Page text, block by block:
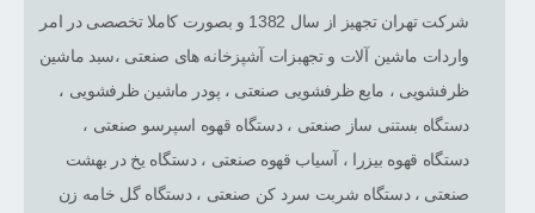
شرکت تهران تجهیز از سال 1382 و بصورت کاملا تخصصی در امر
واردات ماشین آلات و تجهبزات آشپزخانه های صنعتی ،سبد ماشین
ظرفشویی ، مایع ظرفشویی صنعتی ، پودر ماشین ظرفشویی ،
دستگاه بستنی ساز صنعتی ، دستگاه قهوه اسپرسو صنعتی ،
دستگاه قهوه بیزرا ، آسیاب قهوه صنعتی ، دستگاه یخ در بهشت
صنعتی ، دستگاه شربت سرد کن صنعتی ، دستگاه گل خامه زن